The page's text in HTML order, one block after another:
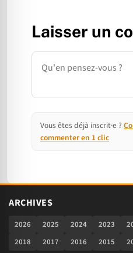
Laisser un
Commentaire
Vous êtes déjà inscrit·e ?
commenter en 1 clic
ARCHIVES
2026 2025 2024 2023
2018
2017 2016 2015